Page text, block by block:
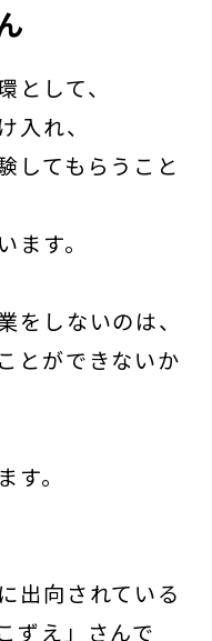
として、
入れ、
してもらうこと
ます。
をしないのは、
とができないか
。
出向されている
ずえ」さんで